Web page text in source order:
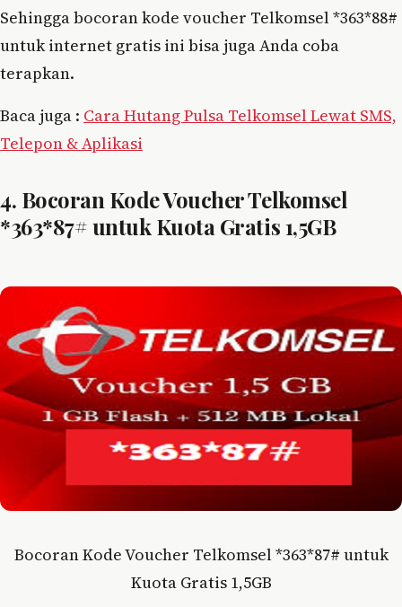
Sehingga bocoran kode voucher Telkomsel *363*88#
untuk internet gratis ini bisa juga Anda coba
terapkan.
Baca juga : Cara Hutang Pulsa Telkomsel Lewat SMS,
Telepon & Aplikasi
4. Bocoran Kode Voucher Telkomsel
*363*87# untuk Kuota Gratis 1,5GB
Bocoran Kode Voucher Telkomsel *363*87# untuk
Kuota Gratis 1,5GB